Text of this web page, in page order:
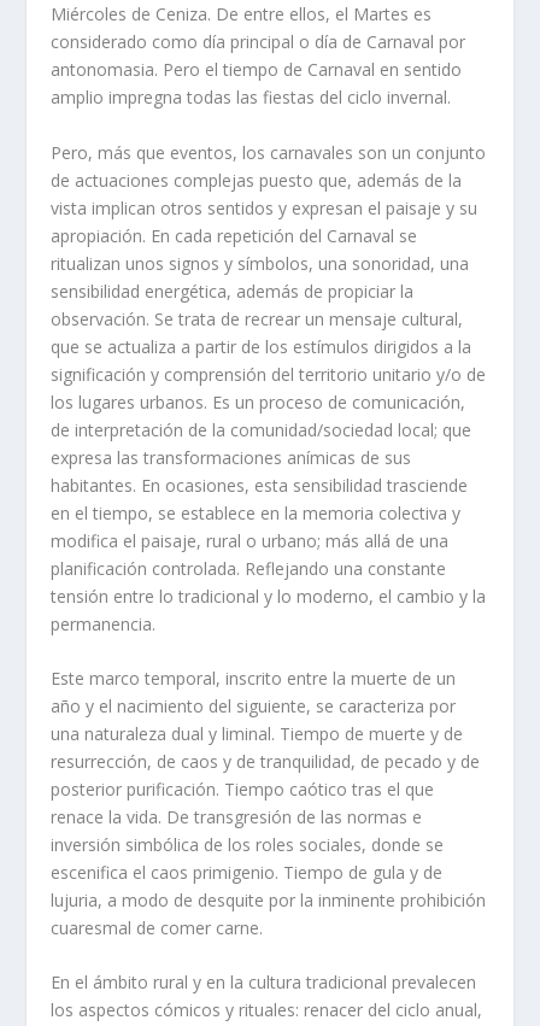
Miércoles de Ceniza. De entre ellos, el Martes es
considerado como día principal o día de Carnaval por
antonomasia. Pero el tiempo de Carnaval en sentido
amplio impregna todas las fiestas del ciclo invernal.
Pero, más que eventos, los carnavales son un conjunto
de actuaciones complejas puesto que, además de la
vista implican otros sentidos y expresan el paisaje y su
apropiación. En cada repetición del Carnaval se
ritualizan unos signos y símbolos, una sonoridad, una
sensibilidad energética, además de propiciar la
observación. Se trata de recrear un mensaje cultural,
que se actualiza a partir de los estímulos dirigidos a la
significación y comprensión del territorio unitario y/o de
los lugares urbanos. Es un proceso de comunicación,
de interpretación de la comunidad/sociedad local; que
expresa las transformaciones anímicas de sus
habitantes. En ocasiones, esta sensibilidad trasciende
en el tiempo, se establece en la memoria colectiva y
modifica el paisaje, rural o urbano; más allá de una
planificación controlada. Reflejando una constante
tensión entre lo tradicional y lo moderno, el cambio y la
permanencia.
Este marco temporal, inscrito entre la muerte de un
año y el nacimiento del siguiente, se caracteriza por
una naturaleza dual y liminal. Tiempo de muerte y de
resurrección, de caos y de tranquilidad, de pecado y de
posterior purificación. Tiempo caótico tras el que
renace la vida. De transgresión de las normas e
inversión simbólica de los roles sociales, donde se
escenifica el caos primigenio. Tiempo de gula y de
lujuria, a modo de desquite por la inminente prohibición
cuaresmal de comer carne.
En el ámbito rural y en la cultura tradicional prevalecen
los aspectos cómicos y rituales: renacer del ciclo anual,